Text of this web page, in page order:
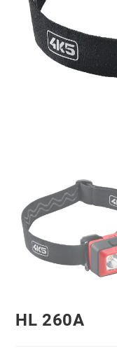
HL 260A